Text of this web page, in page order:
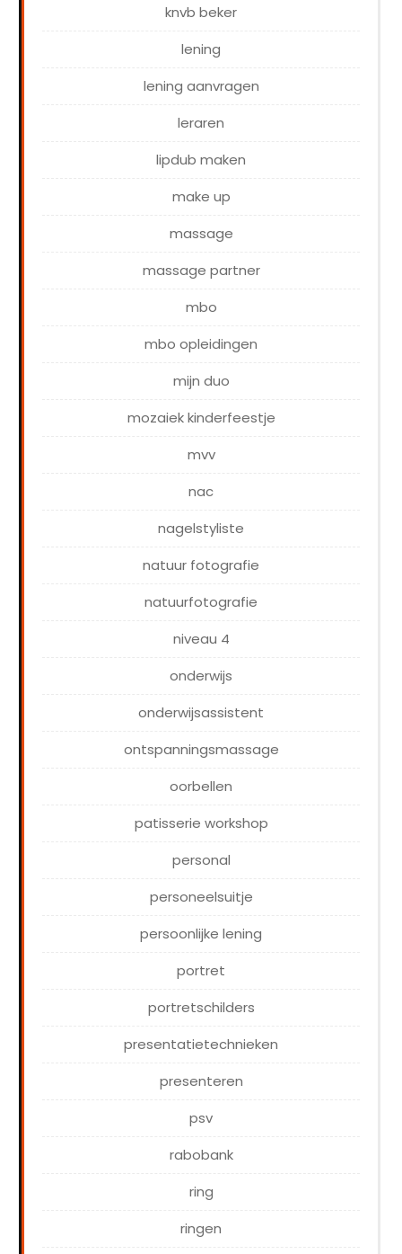
knvb beker
lening
lening aanvragen
leraren
lipdub maken
make up
massage
massage partner
mbo
mbo opleidingen
mijn duo
mozaiek kinderfeestje
mvv
nac
nagelstyliste
natuur fotografie
natuurfotografie
niveau 4
onderwijs
onderwijsassistent
ontspanningsmassage
oorbellen
patisserie workshop
personal
personeelsuitje
persoonlijke lening
portret
portretschilders
presentatietechnieken
presenteren
psv
rabobank
ring
ringen